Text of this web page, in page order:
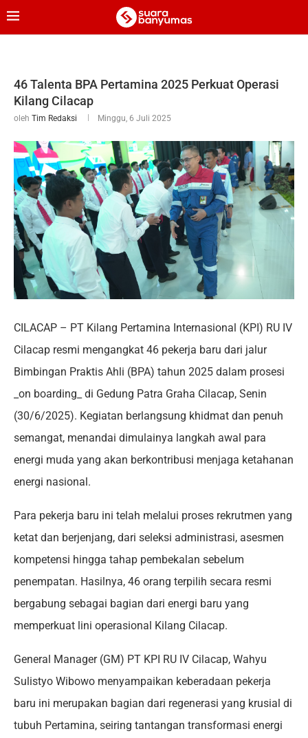
46 Talenta BPA Pertamina 2025 Perkuat Operasi
Kilang Cilacap
oleh Tim Redaksi Minggu, 6 Juli 2025
CILACAP – PT Kilang Pertamina Internasional (KPI) RU IV
Cilacap resmi mengangkat 46 pekerja baru dari jalur
Bimbingan Praktis Ahli (BPA) tahun 2025 dalam prosesi
_on boarding_ di Gedung Patra Graha Cilacap, Senin
(30/6/2025). Kegiatan berlangsung khidmat dan penuh
semangat, menandai dimulainya langkah awal para
energi muda yang akan berkontribusi menjaga ketahanan
energi nasional.
Para pekerja baru ini telah melalui proses rekrutmen yang
ketat dan berjenjang, dari seleksi administrasi, asesmen
kompetensi hingga tahap pembekalan sebelum
penempatan. Hasilnya, 46 orang terpilih secara resmi
bergabung sebagai bagian dari energi baru yang
memperkuat lini operasional Kilang Cilacap.
General Manager (GM) PT KPI RU IV Cilacap, Wahyu
Sulistyo Wibowo menyampaikan keberadaan pekerja
baru ini merupakan bagian dari regenerasi yang krusial di
tubuh Pertamina, seiring tantangan transformasi energi